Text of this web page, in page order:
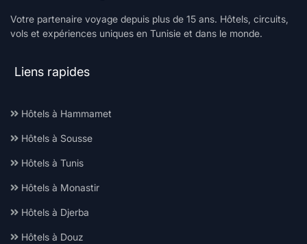
Votre partenaire voyage depuis plus de 15 ans. Hôtels, circuits,
vols et expériences uniques en Tunisie et dans le monde.
Liens rapides
Hôtels à Hammamet
Hôtels à Sousse
Hôtels à Tunis
Hôtels à Monastir
Hôtels à Djerba
Hôtels à Douz